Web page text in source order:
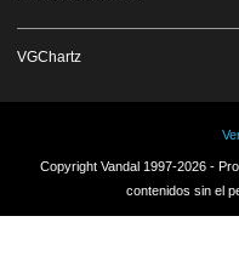
VGChartz
Copyright Vandal 1997-2026 -
contenidos sin el